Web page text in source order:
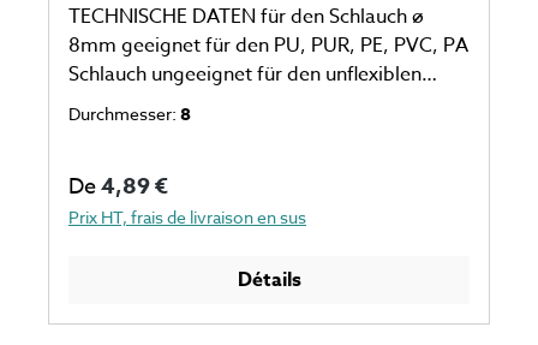
TECHNISCHE DATEN für den Schlauch ø
8mm geeignet für den PU, PUR, PE, PVC, PA
Schlauch ungeeignet für den unflexiblen
Schlauch Anzahl auf dem Foto kann
Durchmesser: 8
Prix régulier :
De4,89 €
Prix HT, frais de livraison en sus
Détails